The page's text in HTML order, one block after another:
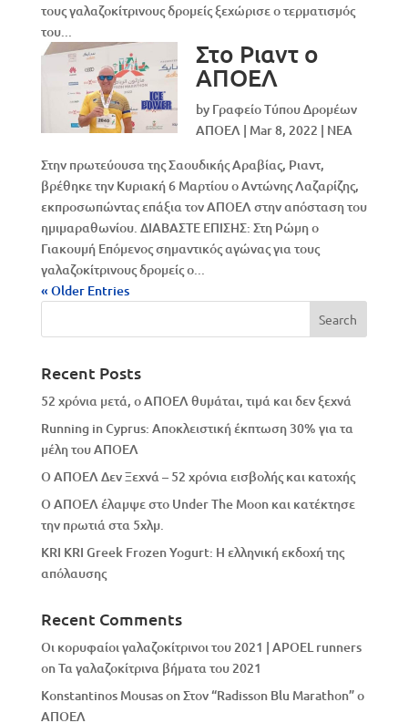
τους γαλαζοκίτρινους δρομείς ξεχώρισε ο τερματισμός
του...
Στo Ριαντ ο
ΑΠΟΕΛ
by Γραφείο Τύπου Δρομέων
ΑΠΟΕΛ | Mar 8, 2022 | NEA
Στην πρωτεύουσα της Σαουδικής Αραβίας, Ριαντ,
βρέθηκε την Κυριακή 6 Μαρτίου ο Αντώνης Λαζαρίζης,
εκπροσωπώντας επάξια τον ΑΠΟΕΛ στην απόσταση του
ημιμαραθωνίου. ΔΙΑΒΑΣΤΕ ΕΠΙΣΗΣ: Στη Ρώμη ο
Γιακουμή Επόμενος σημαντικός αγώνας για τους
γαλαζοκίτρινους δρομείς ο...
« Older Entries
Recent Posts
52 χρόνια μετά, ο ΑΠΟΕΛ θυμάται, τιμά και δεν ξεχνά
Running in Cyprus: Αποκλειστική έκπτωση 30% για τα
μέλη του ΑΠΟΕΛ
Ο ΑΠΟΕΛ Δεν Ξεχνά – 52 χρόνια εισβολής και κατοχής
Ο ΑΠΟΕΛ έλαμψε στο Under The Moon και κατέκτησε
την πρωτιά στα 5χλμ.
KRI KRI Greek Frozen Yogurt: Η ελληνική εκδοχή της
απόλαυσης
Recent Comments
Οι κορυφαίοι γαλαζοκίτρινοι του 2021 | APOEL runners
onΤα γαλαζοκίτρινα βήματα του 2021
Konstantinos MousasonΣτον “Radisson Blu Marathon” ο
ΑΠΟΕΛ